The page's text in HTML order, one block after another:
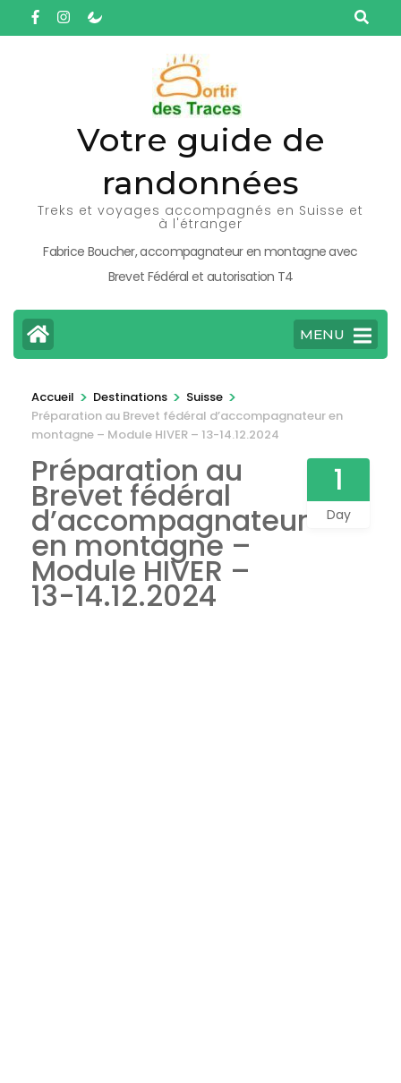
au
Votre guide de
randonnées
Treks et voyages accompagnés en Suisse et
à l'étranger
Fabrice Boucher, accompagnateur en montagne avec
Brevet Fédéral et autorisation T4
MENU
Accueil > Destinations > Suisse >
Préparation au Brevet fédéral d’accompagnateur en
montagne – Module HIVER – 13-14.12.2024
Préparation au
Brevet fédéral
d’accompagnateur
en montagne –
Module HIVER –
13-14.12.2024
1
Day